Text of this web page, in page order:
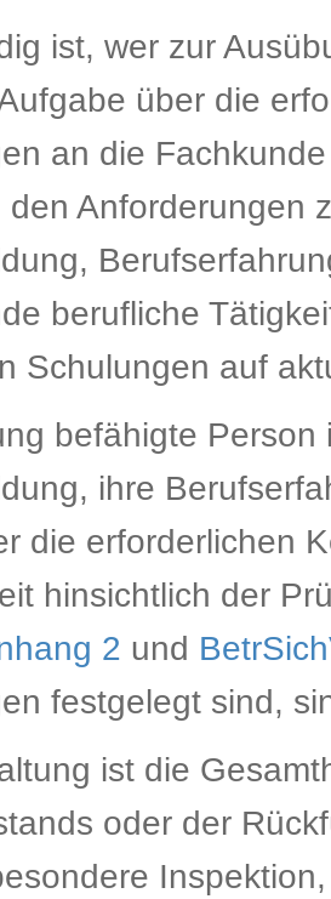
ist, wer zur
über die
an die
Anforderungen
berufliche
Schulungen auf
befähigte
ihre
die erforderlichen
hinsichtlich der
2 und
festgelegt sind,
ist die
oder der